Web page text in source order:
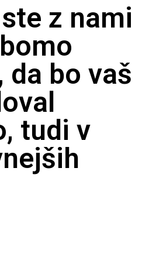
z nami
da bo vaš
tudi v